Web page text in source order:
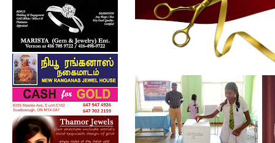
கல்குடா கல்வி வலயத்தின்
இணையத்தளம் ...